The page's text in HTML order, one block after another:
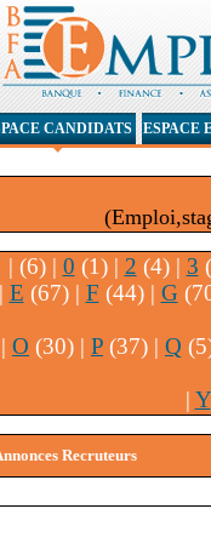
| (6) | 0 (1) | 2 (4) | 3
E (67) | F (44) | G
| O (30) | P (37) | Q
| Y
Recruteurs
CANDIDATS ESPACE